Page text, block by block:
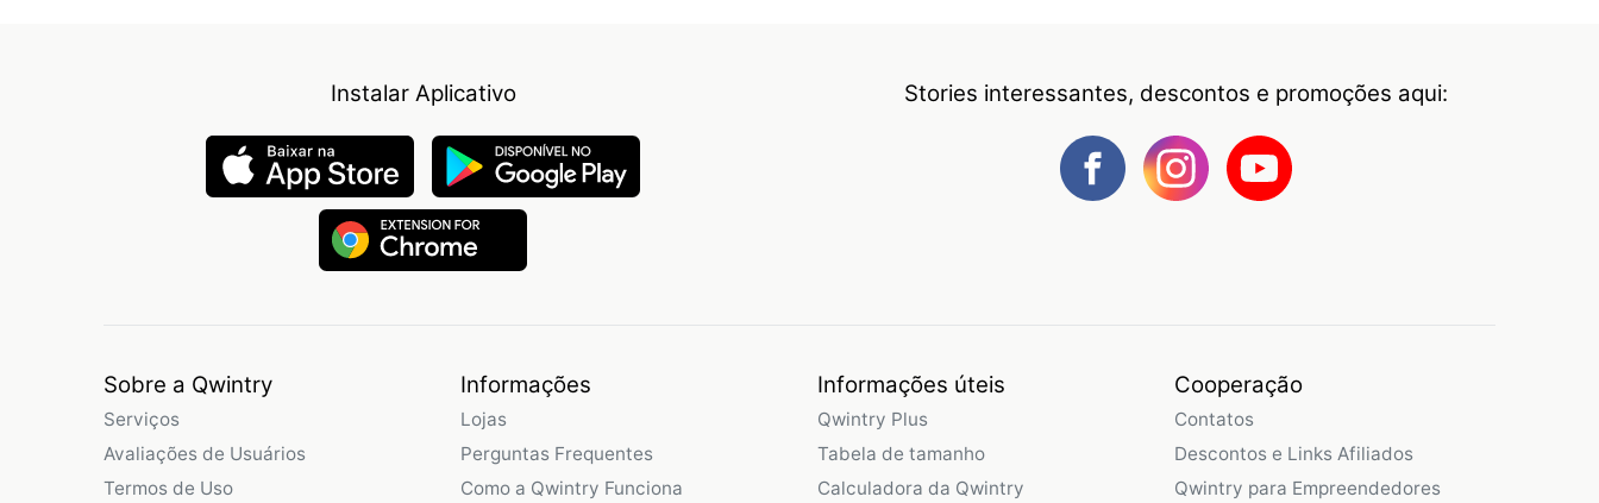
Instalar Aplicativo Stories interessantes, descontos e promoções aqui:
Sobre a Qwintry
Serviços
Avaliações de Usuários
Termos de Uso
Informações
Lojas
Perguntas Frequentes
Como a Qwintry Funciona
Informações úteis
Qwintry Plus
Tabela de tamanho
Calculadora da Qwintry
Cooperação
Contatos
Descontos e Links Afiliados
Qwintry para Empreendedores